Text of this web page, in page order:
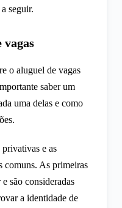
seguir.
vagas
o aluguel de vagas
saber um
uma delas e como
e as
comuns. As primeiras
são consideradas
a identidade de